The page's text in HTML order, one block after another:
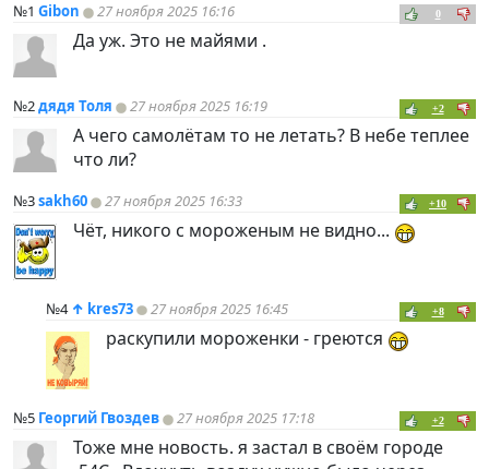
№1 Gibon 27 ноября 2025 16:16 0
Да уж. Это не майями .
№2дядя Толя 27 ноября 2025 16:19 +2
А чего самолётам то не летать? В небе теплее
что ли?
№3sakh60 27 ноября 2025 16:33 +10
Чёт, никого с мороженым не видно...
№4 ↑ kres73 27 ноября 2025 16:45 +8
раскупили мороженки - греются
№5 Георгий Гвоздев 27 ноября 2025 17:18 +2
Тоже мне новость. я застал в своём городе